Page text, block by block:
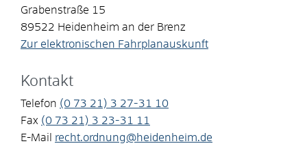
Grabenstraße 15
89522 Heidenheim an der Brenz
Zur elektronischen Fahrplanauskunft
Kontakt
Telefon (0 73 21) 3 27-31
10
Fax (0 73 21) 3 23-31
11
E-Mail
recht.ordnung@heidenheim.de